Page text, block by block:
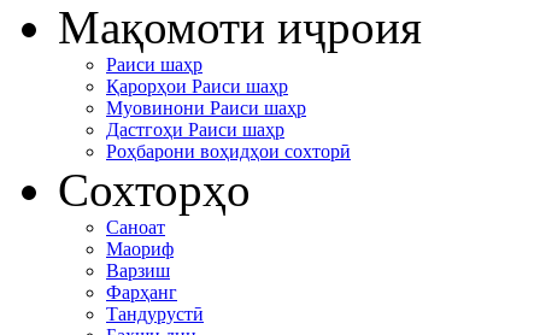
Мақомоти иҷроия
Раиси шаҳр
Қарорҳои Раиси шаҳр
Муовинони Раиси шаҳр
Дастгоҳи Раиси шаҳр
Роҳбарони воҳидҳои сохторӣ
Сохторҳо
Саноат
Маориф
Варзиш
Фарҳанг
Тандурустӣ